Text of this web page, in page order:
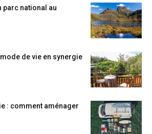
parc national au
de vie en synergie
: comment aménager